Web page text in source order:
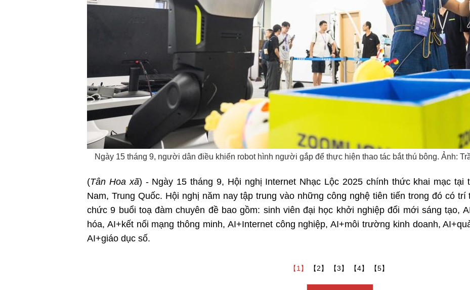
Ngày 15 tháng 9, người dân điều khiển robot hình người gắp để thực hiện thao tác bắt thú bông. Ảnh:
(Tân Hoa xã) - Ngày 15 tháng 9, Hội nghị Internet Nhạc Lộc 2025 chính thức khai mạc tại
Nam, Trung Quốc. Hội nghị năm nay tập trung vào những công nghệ tiên tiến trong đó có
chức 9 buổi toạ đàm chuyên đề bao gồm: sinh viên đại học khởi nghiệp đổi mới sáng tạo,
hóa, AI+kết nối mạng thông minh, AI+Internet công nghiệp, AI+môi trường kinh doanh,
AI+giáo dục số.
【1】 【2】 【3】 【4】 【5】